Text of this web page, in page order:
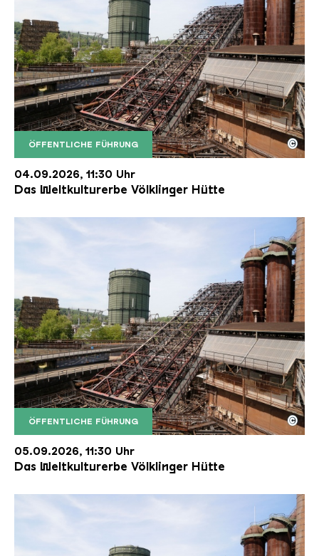
ÖFFENTLICHE FÜHRUNG
Der Erzschrägaufzug der Völklinger Hütte mit
Copyright: Weltkulturerbe Völklinger Hütte | Karl
©
04.09.2026, 11:30 Uhr
Das Weltkulturerbe Völklinger Hütte
ÖFFENTLICHE FÜHRUNG
Der Erzschrägaufzug der Völklinger Hütte mit
Copyright: Weltkulturerbe Völklinger Hütte | Karl
©
05.09.2026, 11:30 Uhr
Das Weltkulturerbe Völklinger Hütte